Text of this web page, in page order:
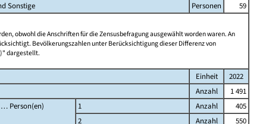
Sonstige
Personen
59
obwohl die Anschriften für die Zensusbefragung ausgewählt worden waren. An
Bevölkerungszahlen unter Berücksichtigung dieser Differenz von
dargestellt.
Einheit
2022
Anzahl
1 491
Person(en)
1 Anzahl
405
2
Anzahl
550